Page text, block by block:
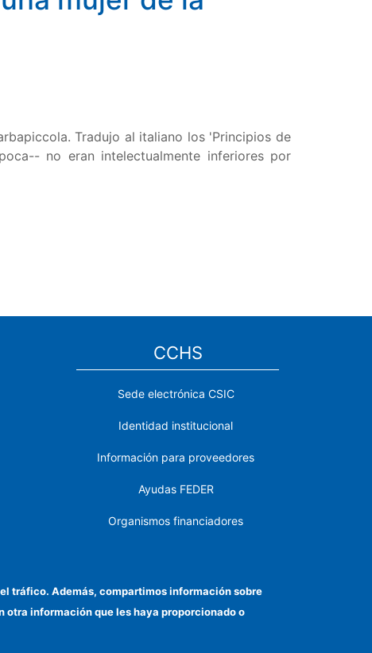
Tradujo al italiano los 'Principios de
no eran intelectualmente inferiores por
CCHS
Sede electrónica CSIC
Identidad institucional
Información para proveedores
Ayudas FEDER
Organismos financiadores
Cómo llegar
tráfico. Además, compartimos información sobre
otra información que les haya proporcionado o